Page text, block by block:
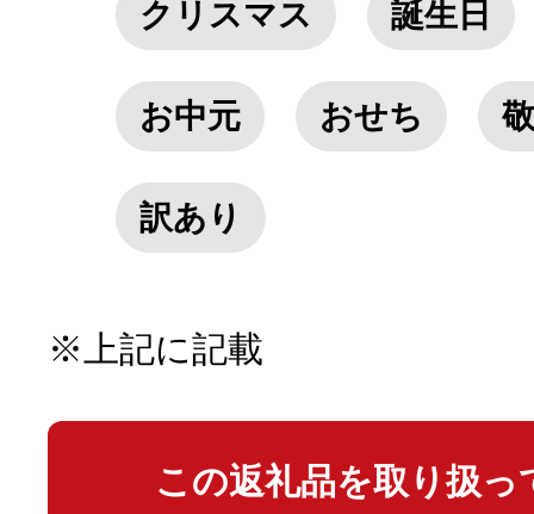
クリスマス 誕生日
お中元 おせち
訳あり
※上記に記載
この返礼品を取り扱っ